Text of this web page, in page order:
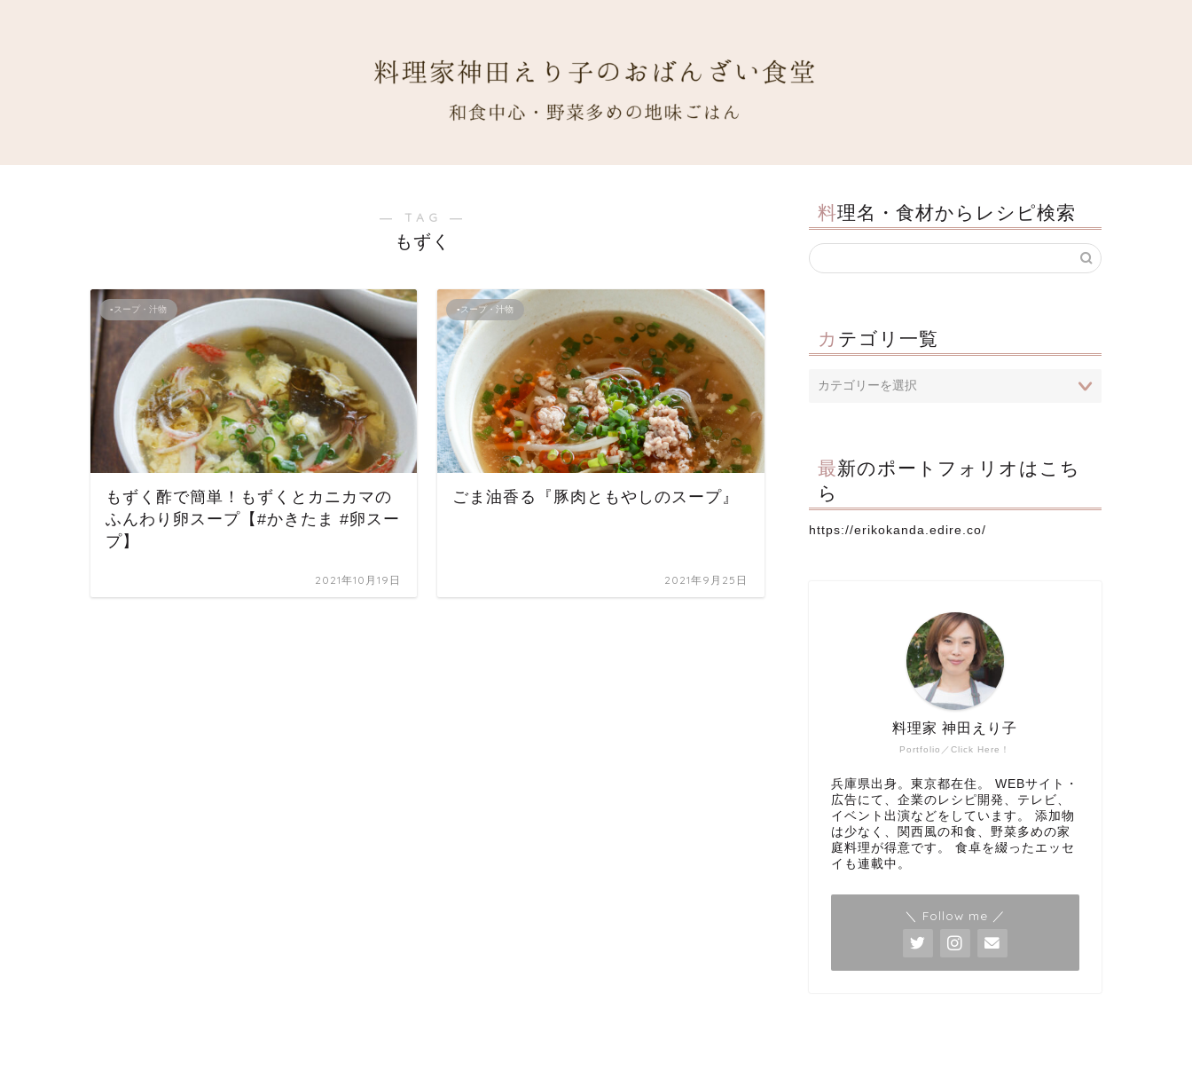
― TAG ―
もずく
▪スープ・汁物
もずく酢で簡単！もずくとカニカマの
ふんわり卵スープ【#かきたま #卵スー
プ】
2021年10月19日
▪スープ・汁物
ごま油香る『豚肉ともやしのスープ』
2021年9月25日
料理名・食材からレシピ検索
カテゴリ一覧
最新のポートフォリオはこち
ら
https://erikokanda.edire.co/
Portfolio／Click Here！
料理家 神田えり子
兵庫県出身。東京都在住。 WEBサイト・
広告にて、企業のレシピ開発、テレビ、
イベント出演などをしています。 添加物
は少なく、関西風の和食、野菜多めの家
庭料理が得意です。 食卓を綴ったエッセ
イも連載中。
＼ Follow me ／